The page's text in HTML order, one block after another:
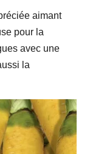
aimant
pour la
avec une
la